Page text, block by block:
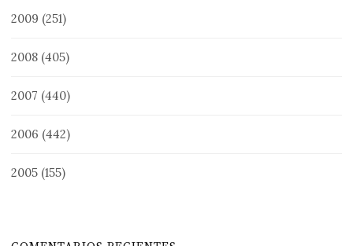
2009 (251)
2008 (405)
2007 (440)
2006 (442)
2005 (155)